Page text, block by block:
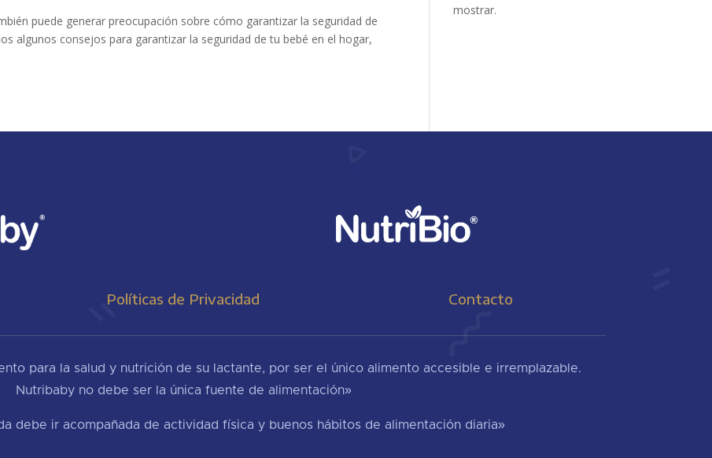
puede generar preocupación sobre cómo garantizar la seguridad de
algunos consejos para garantizar la seguridad de tu bebé en el hogar,
mostrar.
Políticas de Privacidad Contacto
para la salud y nutrición de su lactante, por ser el único alimento accesible e irremplazable.
Nutribaby no debe ser la única fuente de alimentación»
debe ir acompañada de actividad física y buenos hábitos de alimentación diaria»